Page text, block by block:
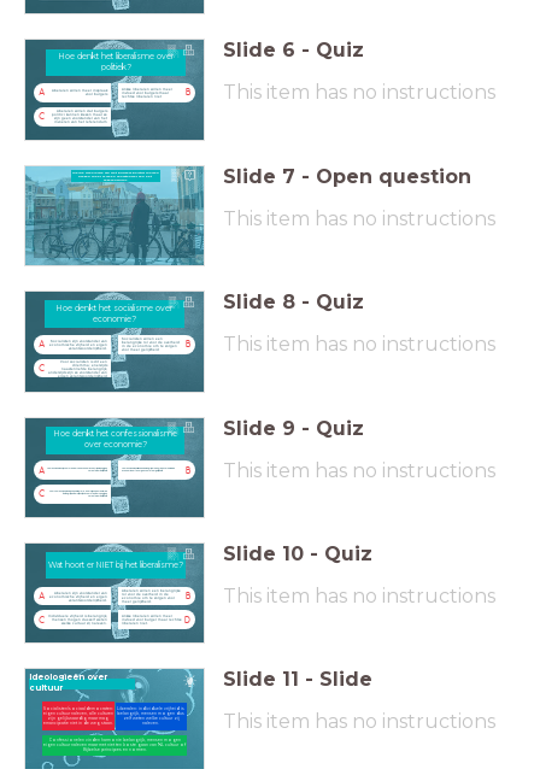
Hoe denkt het liberalisme over politiek?
Hoe denkt het liberalisme over
politiek?
A Liberalen willen meer inspraak
voor burgers B
Linkse liberalen willen meer
invloed voor burgers maar
rechtse liberalen niet
C
Liberalen willen dat burgers
politici kunnen kiezen maar ze
zijn geen voorstander van het
invoeren van het referendum
Slide 6 - Quiz
This item has no instructions
Welke ideologie wil dat burgers
politici mogen kiezen maar is geen
voorstander van het referendum?
Slide 7 - Open question
This item has no instructions
Hoe denkt het socialisme over
economie?
A Socialisten zijn voorstander van
economische vrijheid en eigen
verantwoordelijkheid. B
Socialisten willen een
belangrijke rol voor de overheid
in de economie om te zorgen
voor meer gelijkheid
C
Voor socialisten is dit een
dilemma; enerzijds
naastenliefde belangrijk,
anderzijds zijn ze voorstander van
eigen verantwoordelijkheid
Slide 8 - Quiz
This item has no instructions
Hoe denkt het confessionalisme over economie?
Hoe denkt het confessionalisme
over economie?
A Confessionelen zijn voorstander van economische vrijheid en eigen verantwoordelijkheid. B
Confessionelen willen een belangrijke rol voor de overheid in de economie om te zorgen voor meer gelijkheid
C Voor confessionelen is dit een dilemma; enerzijds naastenliefde belangrijk, anderzijds zijn ze voorstander van eigen verantwoordelijkheid
Slide 9 - Quiz
This item has no instructions
Wat hoort er NIET bij het liberalisme?
Wat hoort er NIET bij het liberalisme?
A Liberalen zijn voorstander van
economische vrijheid en eigen
verantwoordelijkheid. B
Liberalen willen een belangrijke
rol voor de overheid in de
economie om te zorgen voor
meer gelijkheid.
C Individuele vrijheid is belangrijk,
mensen mogen dus zelf weten
welke cultuur zij naleven. D
Linkse liberalen willen meer
invloed voor burger maar rechtse
liberalen niet.
Slide 10 - Quiz
This item has no instructions
Ideologieën over
cultuur
Socialisten/sociaaldemocraten:
eigen cultuur naleven, alle culturen
zijn gelijkwaardig maar mag
emancipatie niet in de weg staan.
Confessionelen vinden harmonie belangrijk, mensen mogen
eigen cultuur naleven maar met niet ten koste gaan van NL cultuur of
Bijbelse principes en normen.
Liberalen: individuele vrijheid is
belangrijk, mensen mogen dus
zelf weten welke cultuur zij
naleven.
Slide 11 - Slide
This item has no instructions